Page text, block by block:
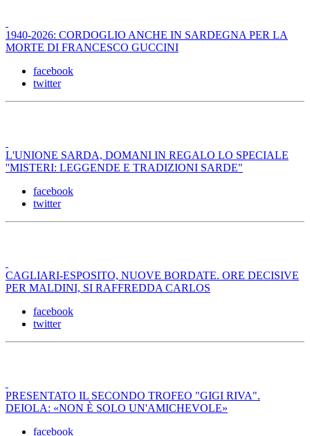
1940-2026: CORDOGLIO ANCHE IN SARDEGNA PER LA
MORTE DI FRANCESCO GUCCINI
facebook
twitter
L'UNIONE SARDA, DOMANI IN REGALO LO SPECIALE
''MISTERI: LEGGENDE E TRADIZIONI SARDE"
facebook
twitter
CAGLIARI-ESPOSITO, NUOVE BORDATE. ORE DECISIVE
PER MALDINI, SI RAFFREDDA CARLOS
facebook
twitter
PRESENTATO IL SECONDO TROFEO "GIGI RIVA".
DEIOLA: «NON È SOLO UN'AMICHEVOLE»
facebook